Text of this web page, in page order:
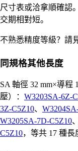
尺寸表或洽拿順確認
交期相對短。
不熟悉精度等級？請
同規格其他長度
SA 軸徑 32 mm×導程
壓）： W3203SA-6Z-
3Z-C5Z10、
W3205SA-7D-C5Z10、
C5Z10，等共 17 種長